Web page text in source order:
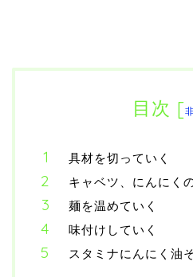
目次 [
具材を切っていく
キャベツ、にんにく
麺を温めていく
味付けしていく
スタミナにんにく油